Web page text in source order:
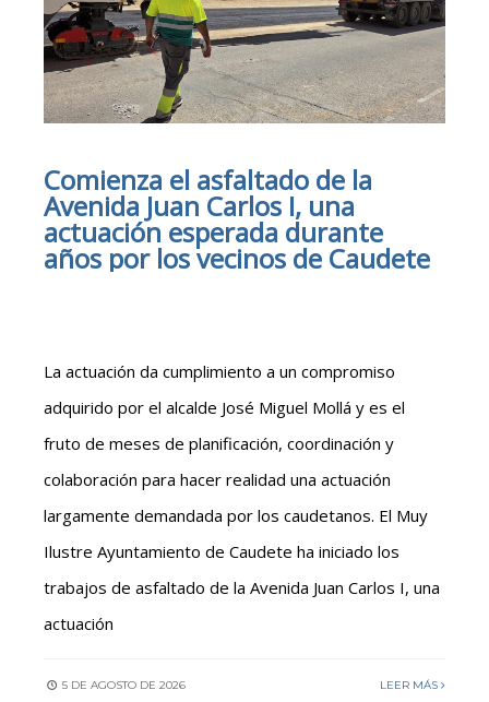
Comienza el asfaltado de la
Avenida Juan Carlos I, una
actuación esperada durante
años por los vecinos de Caudete
La actuación da cumplimiento a un compromiso
adquirido por el alcalde José Miguel Mollá y es el
fruto de meses de planificación, coordinación y
colaboración para hacer realidad una actuación
largamente demandada por los caudetanos. El Muy
Ilustre Ayuntamiento de Caudete ha iniciado los
trabajos de asfaltado de la Avenida Juan Carlos I, una
actuación
5 DE AGOSTO DE 2026 LEER MÁS